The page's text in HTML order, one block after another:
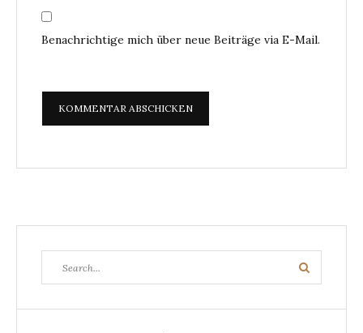
Benachrichtige mich über neue Beiträge via E-Mail.
for:
Search